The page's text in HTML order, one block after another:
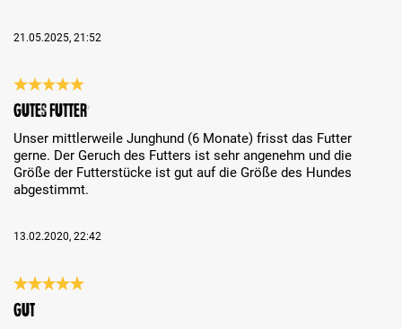
21.05.2025, 21:52
Bewertung mit 5 von 5 Sternen
Gutes Futter
Unser mittlerweile Junghund (6 Monate) frisst das Futter
gerne. Der Geruch des Futters ist sehr angenehm und die
Größe der Futterstücke ist gut auf die Größe des Hundes
abgestimmt.
13.02.2020, 22:42
Bewertung mit 5 von 5 Sternen
Gut